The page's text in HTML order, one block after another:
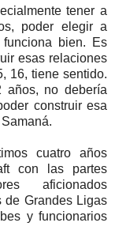
tener a
poder elegir a
bien. Es
esas relaciones
16, tiene sentido.
años, no debería
construir esa
cuatro años
con las partes
aficionados
de Grandes Ligas
y funcionarios